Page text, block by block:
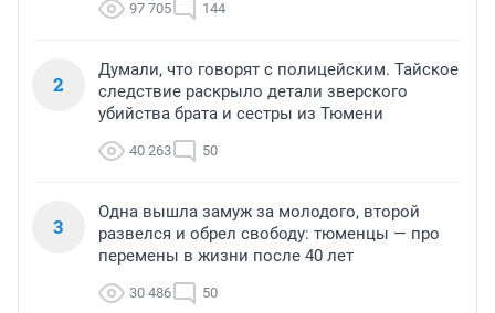
97 705 144
2
Думали, что говорят с полицейским. Тайское
следствие раскрыло детали зверского
убийства брата и сестры из Тюмени
40 263 50
3
Одна вышла замуж за молодого, второй
развелся и обрел свободу: тюменцы — про
перемены в жизни после 40 лет
30 486 50